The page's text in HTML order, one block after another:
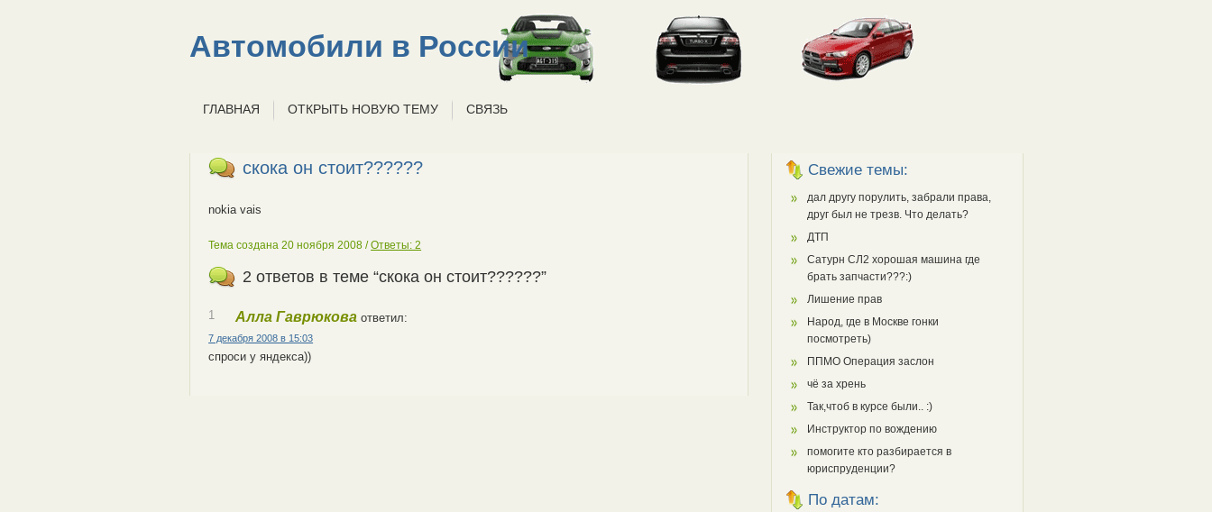
Автомобили в России
ГЛАВНАЯ ОТКРЫТЬ НОВУЮ ТЕМУ СВЯЗЬ
скока он стоит??????
nokia vais
Тема создана 20 ноября 2008 /Ответы: 2
2 ответов в теме “скока он стоит??????”
1 Алла Гаврюкова ответил:
7 декабря 2008 в 15:03
спроси у яндекса))
Свежие темы:
дал другу порулить, забрали права,
друг был не трезв. Что делать?
ДТП
Сатурн СЛ2 хорошая машина где
брать запчасти???:)
Лишение прав
Народ, где в Москве гонки
посмотреть)
ППМО Операция заслон
чё за хрень
Так,чтоб в курсе были.. :)
Инструктор по вождению
помогите кто разбирается в
юриспруденции?
По датам: